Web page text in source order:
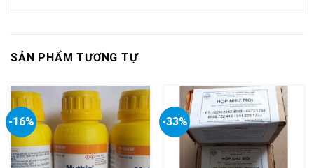
SẢN PHẨM TƯƠNG TỰ
-16% -33%